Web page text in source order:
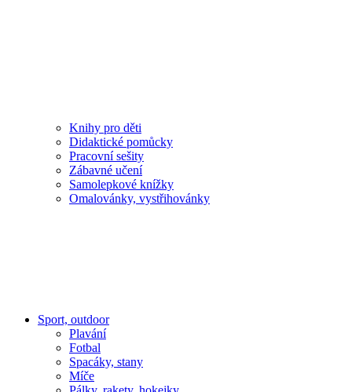
Knihy pro děti
Didaktické pomůcky
Pracovní sešity
Zábavné učení
Samolepkové knížky
Omalovánky, vystřihovánky
Sport, outdoor
Plavání
Fotbal
Spacáky, stany
Míče